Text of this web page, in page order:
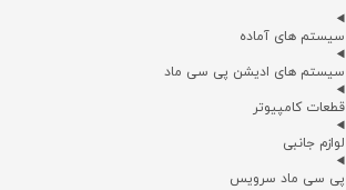
سیستم های آماده
سیستم های ادیشن پی سی ماد
قطعات کامپیوتر
لوازم جانبی
پی سی ماد سرویس